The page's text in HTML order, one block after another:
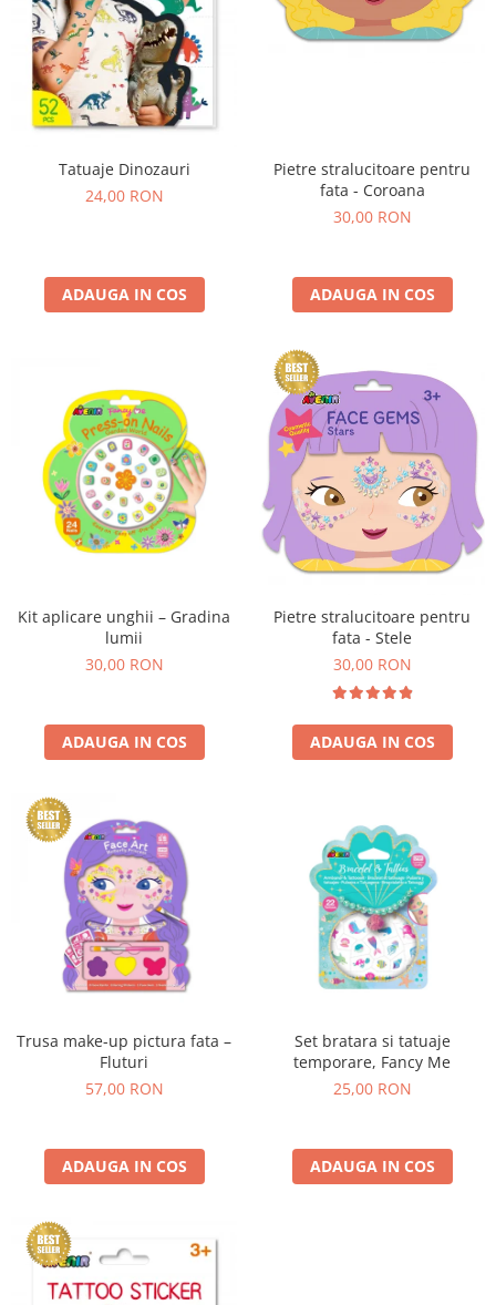
Tatuaje Dinozauri
24,00 RON
ADAUGA IN COS
Pietre stralucitoare pentru
fata - Coroana
30,00 RON
ADAUGA IN COS
Kit aplicare unghii – Gradina
lumii
30,00 RON
ADAUGA IN COS
Pietre stralucitoare pentru
fata - Stele
30,00 RON
ADAUGA IN COS
Trusa make-up pictura fata –
Fluturi
57,00 RON
ADAUGA IN COS
Set bratara si tatuaje
temporare, Fancy Me
25,00 RON
ADAUGA IN COS